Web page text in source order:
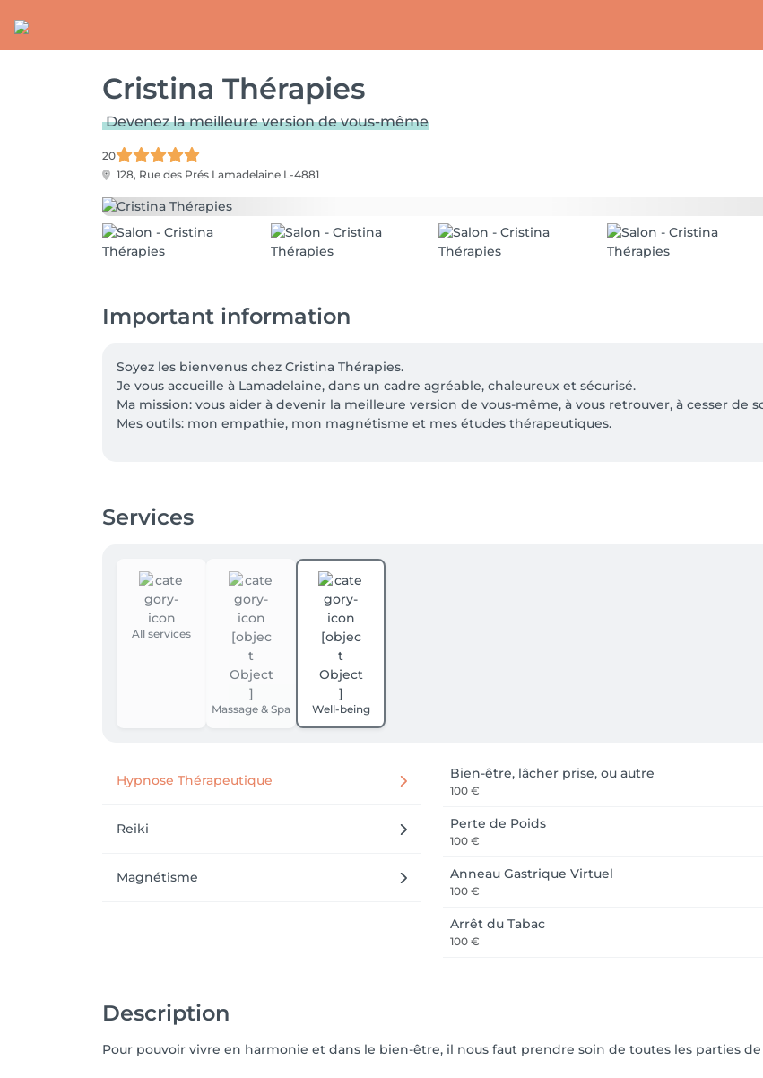
Cristina Thérapies
Devenez la meilleure version de vous-même
20
128, Rue des Prés Lamadelaine L-4881
Important information
Soyez les bienvenus chez Cristina Thérapies.
Je vous accueille à Lamadelaine, dans un cadre agréable, chaleureux et sécurisé.
Ma mission: vous aider à devenir la meilleure version de vous-même, à vous retrouver, à cesser
Mes outils: mon empathie, mon magnétisme et mes études thérapeutiques.
Services
All services
Massage & Spa Well-being
Hypnose Thérapeutique
Reiki
Magnétisme
Bien-être, lâcher prise, ou autre
100 €
Perte de Poids
100 €
Anneau Gastrique Virtuel
100 €
Arrêt du Tabac
100 €
Description
Pour pouvoir vivre en harmonie et dans le bien-être, il nous faut prendre soin de toutes les parties